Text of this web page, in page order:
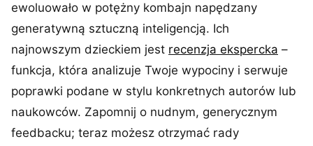
ewoluowało w potężny kombajn napędzany
generatywną sztuczną inteligencją. Ich
najnowszym dzieckiem jest recenzja ekspercka –
funkcja, która analizuje Twoje wypociny i serwuje
poprawki podane w stylu konkretnych autorów lub
naukowców. Zapomnij o nudnym, generycznym
feedbacku; teraz możesz otrzymać rady